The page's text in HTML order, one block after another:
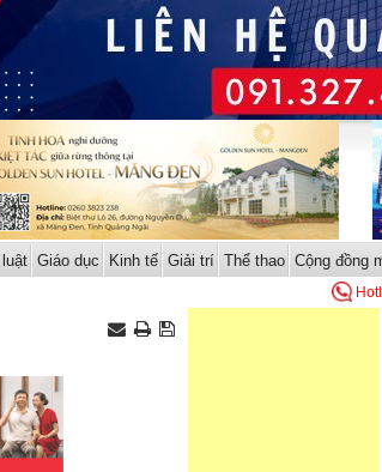
Giáo dục Kinh tế Giải trí Thể thao Cộng đồng